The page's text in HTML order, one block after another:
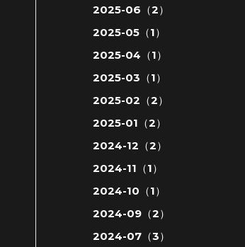
2025-06（2）
2025-05（1）
2025-04（1）
2025-03（1）
2025-02（2）
2025-01（2）
2024-12（2）
2024-11（1）
2024-10（1）
2024-09（2）
2024-07（3）